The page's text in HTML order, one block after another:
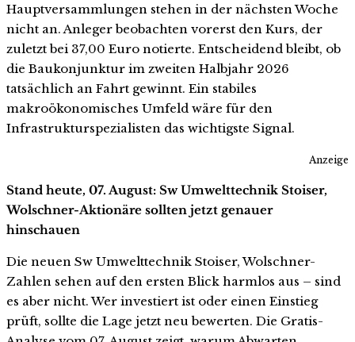
Hauptversammlungen stehen in der nächsten Woche
nicht an. Anleger beobachten vorerst den Kurs, der
zuletzt bei 37,00 Euro notierte. Entscheidend bleibt, ob
die Baukonjunktur im zweiten Halbjahr 2026
tatsächlich an Fahrt gewinnt. Ein stabiles
makroökonomisches Umfeld wäre für den
Infrastrukturspezialisten das wichtigste Signal.
Anzeige
Stand heute, 07. August: Sw Umwelttechnik Stoiser,
Wolschner-Aktionäre sollten jetzt genauer
hinschauen
Die neuen Sw Umwelttechnik Stoiser, Wolschner-
Zahlen sehen auf den ersten Blick harmlos aus – sind
es aber nicht. Wer investiert ist oder einen Einstieg
prüft, sollte die Lage jetzt neu bewerten. Die Gratis-